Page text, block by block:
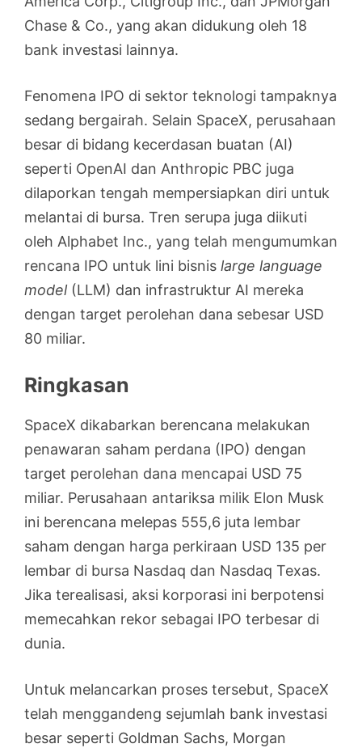
Chase & Co., yang akan didukung oleh 18
bank investasi lainnya.
Fenomena IPO di sektor teknologi tampaknya
sedang bergairah. Selain SpaceX, perusahaan
besar di bidang kecerdasan buatan (AI)
seperti OpenAI dan Anthropic PBC juga
dilaporkan tengah mempersiapkan diri untuk
melantai di bursa. Tren serupa juga diikuti
oleh Alphabet Inc., yang telah mengumumkan
rencana IPO untuk lini bisnis large language
model(LLM) dan infrastruktur AI mereka
dengan target perolehan dana sebesar USD
80 miliar.
Ringkasan
SpaceX dikabarkan berencana melakukan
penawaran saham perdana (IPO) dengan
target perolehan dana mencapai USD 75
miliar. Perusahaan antariksa milik Elon Musk
ini berencana melepas 555,6 juta lembar
saham dengan harga perkiraan USD 135 per
lembar di bursa Nasdaq dan Nasdaq Texas.
Jika terealisasi, aksi korporasi ini berpotensi
memecahkan rekor sebagai IPO terbesar di
dunia.
Untuk melancarkan proses tersebut, SpaceX
telah menggandeng sejumlah bank investasi
besar seperti Goldman Sachs, Morgan